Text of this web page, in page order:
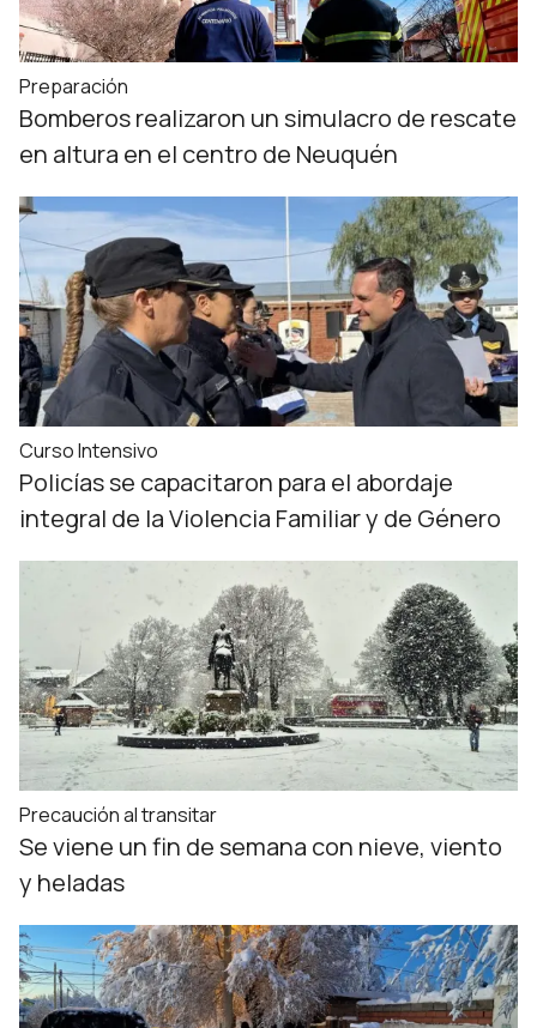
Preparación
Bomberos realizaron un simulacro de rescate
en altura en el centro de Neuquén
Curso Intensivo
Policías se capacitaron para el abordaje
integral de la Violencia Familiar y de Género
Precaución al transitar
Se viene un fin de semana con nieve, viento
y heladas